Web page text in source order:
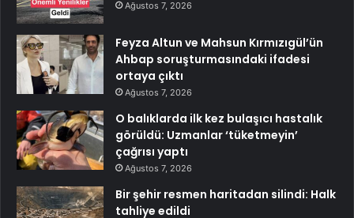
Ağustos 7, 2026
Feyza Altun ve Mahsun Kırmızıgül’ün
Ahbap soruşturmasındaki ifadesi
ortaya çıktı
Ağustos 7, 2026
O balıklarda ilk kez bulaşıcı hastalık
görüldü: Uzmanlar ‘tüketmeyin’
çağrısı yaptı
Ağustos 7, 2026
Bir şehir resmen haritadan silindi: Halk
tahliye edildi